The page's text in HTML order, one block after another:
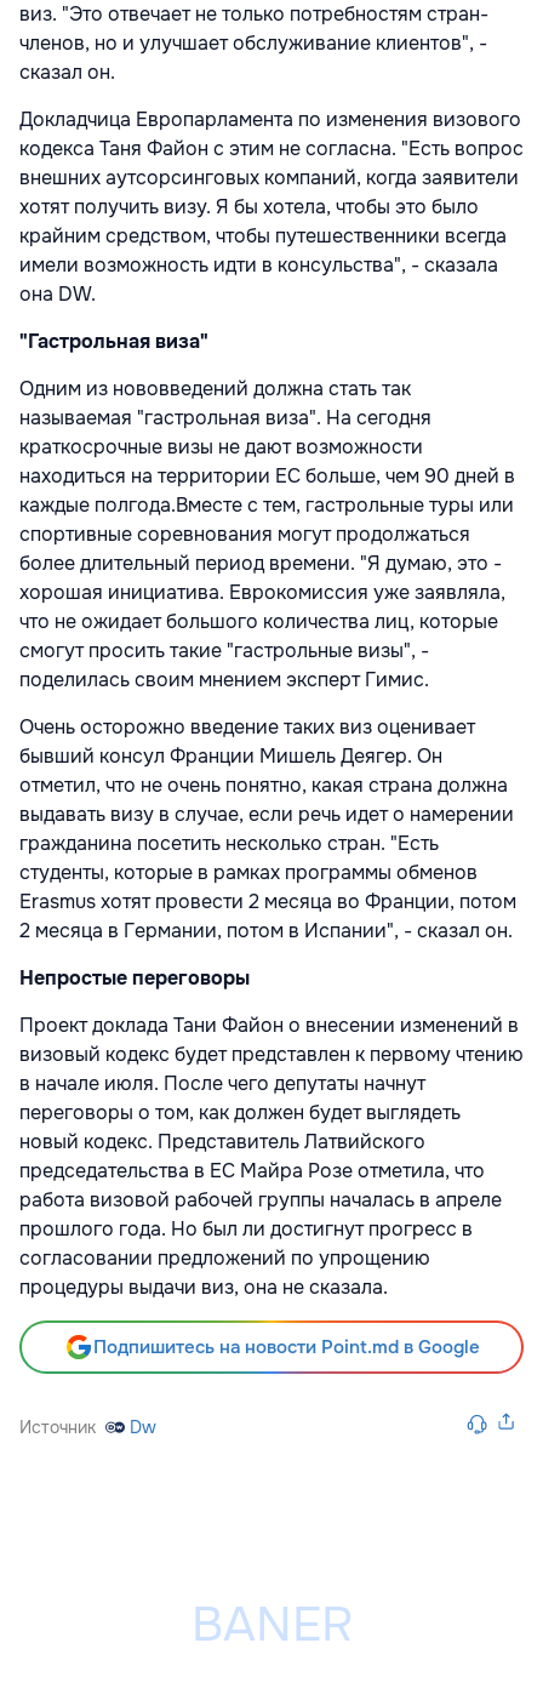
виз. "Это отвечает не только потребностям стран-
членов, но и улучшает обслуживание клиентов", -
сказал он.
Докладчица Европарламента по изменения визового
кодекса Таня Файон с этим не согласна. "Есть вопрос
внешних аутсорсинговых компаний, когда заявители
хотят получить визу. Я бы хотела, чтобы это было
крайним средством, чтобы путешественники всегда
имели возможность идти в консульства", - сказала
она DW.
"Гастрольная виза"
Одним из нововведений должна стать так
называемая "гастрольная виза". На сегодня
краткосрочные визы не дают возможности
находиться на территории ЕС больше, чем 90 дней в
каждые полгода.Вместе с тем, гастрольные туры или
спортивные соревнования могут продолжаться
более длительный период времени. "Я думаю, это -
хорошая инициатива. Еврокомиссия уже заявляла,
что не ожидает большого количества лиц, которые
смогут просить такие "гастрольные визы", -
поделилась своим мнением эксперт Гимис.
Очень осторожно введение таких виз оценивает
бывший консул Франции Мишель Деягер. Он
отметил, что не очень понятно, какая страна должна
выдавать визу в случае, если речь идет о намерении
гражданина посетить несколько стран. "Есть
студенты, которые в рамках программы обменов
Erasmus хотят провести 2 месяца во Франции, потом
2 месяца в Германии, потом в Испании", - сказал он.
Непростые переговоры
Проект доклада Тани Файон о внесении изменений в
визовый кодекс будет представлен к первому чтению
в начале июля. После чего депутаты начнут
переговоры о том, как должен будет выглядеть
новый кодекс. Представитель Латвийского
председательства в ЕС Майра Розе отметила, что
работа визовой рабочей группы началась в апреле
прошлого года. Но был ли достигнут прогресс в
согласовании предложений по упрощению
процедуры выдачи виз, она не сказала.
Подпишитесь на новости Point.md в Google
Источник Dw